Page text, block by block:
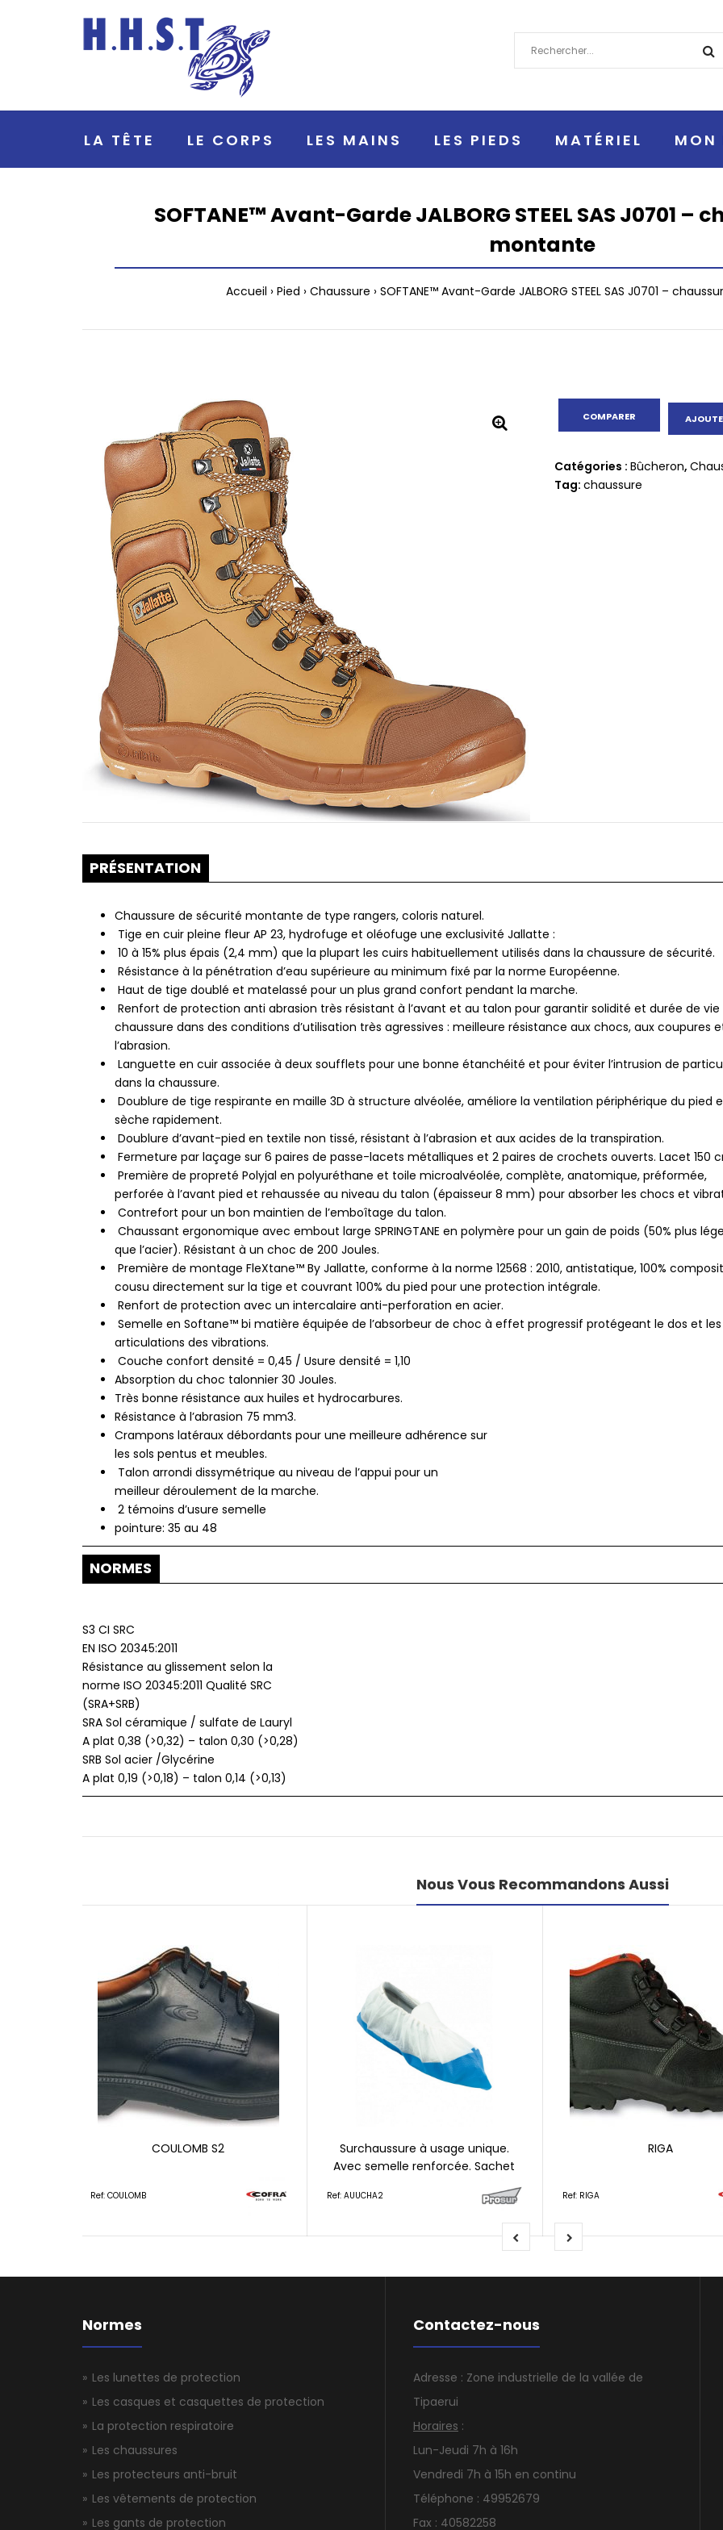
LA TÊTE LE CORPS LES MAINS LES PIEDS MATÉRIEL MON
SOFTANE™ Avant-Garde JALBORG STEEL SAS J0701 –
montante
Accueil Pied Chaussure SOFTANE™ Avant-Garde JALBORG STEEL SAS J0701 –
COMPARER
Catégories : Bûcheron,
Tag: chaussure
PRÉSENTATION
Chaussure de sécurité montante de type rangers, coloris naturel.
Tige en cuir pleine fleur AP 23, hydrofuge et oléofuge une exclusivité Jallatte :
10 à 15% plus épais (2,4 mm) que la plupart les cuirs habituellement utilisés dans la chaussure de sécurité.
Résistance à la pénétration d’eau supérieure au minimum fixé par la norme Européenne.
Haut de tige doublé et matelassé pour un plus grand confort pendant la marche.
Renfort de protection anti abrasion très résistant à l’avant et au talon pour garantir solidité et durée de vie
chaussure dans des conditions d’utilisation très agressives : meilleure résistance aux chocs, aux coupures
l’abrasion.
Languette en cuir associée à deux soufflets pour une bonne étanchéité et pour éviter l’intrusion de
dans la chaussure.
Doublure de tige respirante en maille 3D à structure alvéolée, améliore la ventilation périphérique du pied
sèche rapidement.
Doublure d’avant-pied en textile non tissé, résistant à l’abrasion et aux acides de la transpiration.
Fermeture par laçage sur 6 paires de passe-lacets métalliques et 2 paires de crochets ouverts. Lacet 150
Première de propreté Polyjal en polyuréthane et toile microalvéolée, complète, anatomique, préformée,
perforée à l’avant pied et rehaussée au niveau du talon (épaisseur 8 mm) pour absorber les chocs et
Contrefort pour un bon maintien de l’emboîtage du talon.
Chaussant ergonomique avec embout large SPRINGTANE en polymère pour un gain de poids (50% plus
que l’acier). Résistant à un choc de 200 Joules.
Première de montage FleXtane™ By Jallatte, conforme à la norme 12568 : 2010, antistatique, 100%
cousu directement sur la tige et couvrant 100% du pied pour une protection intégrale.
Renfort de protection avec un intercalaire anti-perforation en acier.
Semelle en Softane™ bi matière équipée de l’absorbeur de choc à effet progressif protégeant le dos et les
articulations des vibrations.
Couche confort densité = 0,45 / Usure densité = 1,10
Absorption du choc talonnier 30 Joules.
Très bonne résistance aux huiles et hydrocarbures.
Résistance à l’abrasion 75 mm3.
Crampons latéraux débordants pour une meilleure adhérence sur
les sols pentus et meubles.
Talon arrondi dissymétrique au niveau de l’appui pour un
meilleur déroulement de la marche.
2 témoins d’usure semelle
pointure: 35 au 48
NORMES
S3 CI SRC
EN ISO 20345:2011
Résistance au glissement selon la
norme ISO 20345:2011 Qualité SRC
(SRA+SRB)
SRA Sol céramique / sulfate de Lauryl
A plat 0,38 (>0,32) – talon 0,30 (>0,28)
SRB Sol acier /Glycérine
A plat 0,19 (>0,18) – talon 0,14 (>0,13)
Nous Vous Recommandons Aussi
COULOMB S2
Ref: COULOMB
Surchaussure à usage unique.
Avec semelle renforcée. Sachet
Ref: AUUCHA2
RIGA
Ref: RIGA
Normes
Les lunettes de protection
Les casques et casquettes de protection
La protection respiratoire
Les chaussures
Les protecteurs anti-bruit
Les vêtements de protection
Les gants de protection
Contactez-nous
Adresse : Zone industrielle de la vallée de
Tipaerui
Horaires :
Lun-Jeudi 7h à 16h
Vendredi 7h à 15h en continu
Téléphone : 49952679
Fax : 40582258